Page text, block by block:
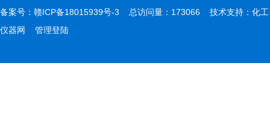
备案号： 赣ICP备18015939号-3 总访问量：173066 技术支持： 化工
仪器网
管理登陆